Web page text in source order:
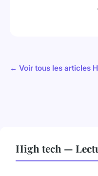
← Voir tous les articles
High tech —